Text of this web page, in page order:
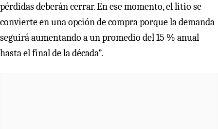
pérdidas deberán cerrar. En ese momento, el litio se
convierte en una opción de compra porque la demanda
seguirá aumentando a un promedio del 15 % anual
hasta el final de la década”.